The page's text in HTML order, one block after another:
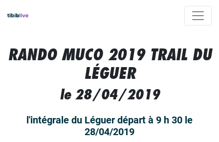
RANDO MUCO 2019 TRAIL DU
LÉGUER
le 28/04/2019
l'intégrale du Léguer départ à 9 h 30 le
28/04/2019